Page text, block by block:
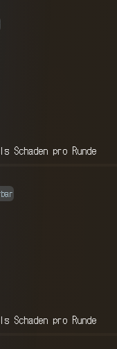
Schaden pro Runde
Schaden pro Runde